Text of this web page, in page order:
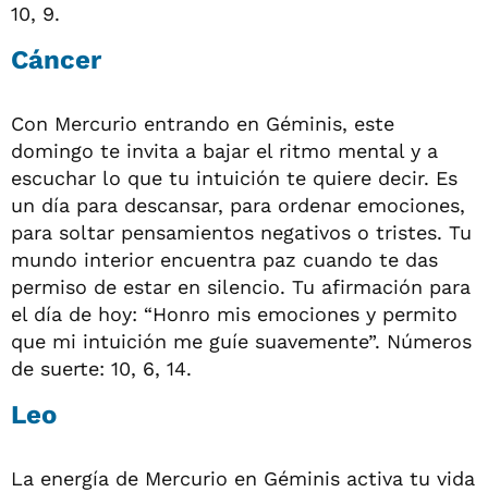
10, 9.
Cáncer
Con Mercurio entrando en Géminis, este
domingo te invita a bajar el ritmo mental y a
escuchar lo que tu intuición te quiere decir. Es
un día para descansar, para ordenar emociones,
para soltar pensamientos negativos o tristes. Tu
mundo interior encuentra paz cuando te das
permiso de estar en silencio. Tu afirmación para
el día de hoy: “Honro mis emociones y permito
que mi intuición me guíe suavemente”. Números
de suerte: 10, 6, 14.
Leo
La energía de Mercurio en Géminis activa tu vida